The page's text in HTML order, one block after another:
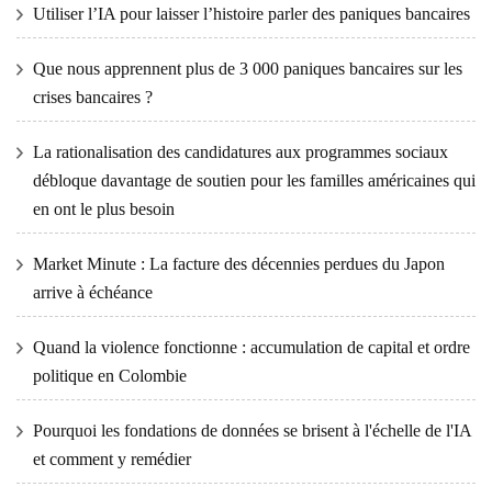
Utiliser l’IA pour laisser l’histoire parler des paniques bancaires
Que nous apprennent plus de 3 000 paniques bancaires sur les
crises bancaires ?
La rationalisation des candidatures aux programmes sociaux
débloque davantage de soutien pour les familles américaines qui
en ont le plus besoin
Market Minute : La facture des décennies perdues du Japon
arrive à échéance
Quand la violence fonctionne : accumulation de capital et ordre
politique en Colombie
Pourquoi les fondations de données se brisent à l'échelle de l'IA
et comment y remédier